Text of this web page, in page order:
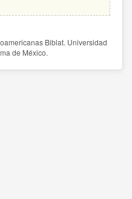
Biblat. Universidad
de México.